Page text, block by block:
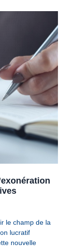
le champ de la
lucratif
nouvelle